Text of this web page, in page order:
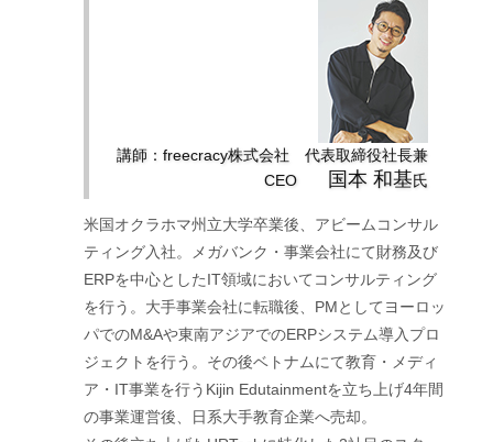
講師：freecracy株式会社 代表取締役社長兼
CEO
国本 和基氏
米国オクラホマ州立大学卒業後、アビームコンサル
ティング入社。メガバンク・事業会社にて財務及び
ERPを中心としたIT領域においてコンサルティング
を行う。大手事業会社に転職後、PMとしてヨーロッ
パでのM&Aや東南アジアでのERPシステム導入プロ
ジェクトを行う。その後ベトナムにて教育・メディ
ア・IT事業を行うKijin Edutainmentを立ち上げ4年間
の事業運営後、日系大手教育企業へ売却。